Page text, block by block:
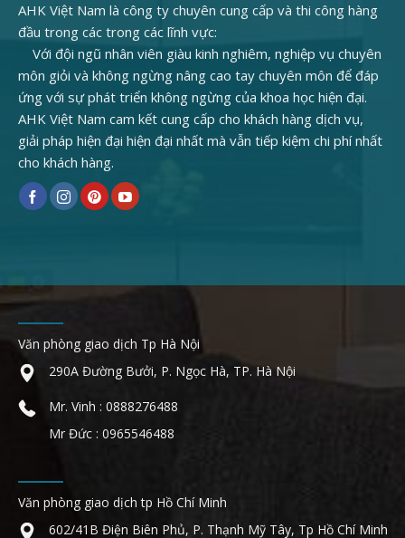
AHK Việt Nam là công ty chuyên cung cấp và thi công hàng
đầu trong các trong các lĩnh vực:
Với đội ngũ nhân viên giàu kinh nghiêm, nghiệp vụ chuyên
môn giỏi và không ngừng nâng cao tay chuyên môn để đáp
ứng với sự phát triển không ngừng của khoa học hiện đại.
AHK Việt Nam cam kết cung cấp cho khách hàng dịch vụ,
giải pháp hiện đại hiện đại nhất mà vẫn tiếp kiệm chi phí nhất
cho khách hàng.
Văn phòng giao dịch Tp Hà Nội
290A Đường Bưởi, P. Ngọc Hà, TP. Hà Nội
Mr. Vinh : 0888276488
Mr Đức : 0965546488
Văn phòng giao dịch tp Hồ Chí Minh
602/41B Điện Biên Phủ, P. Thạnh Mỹ Tây, Tp Hồ Chí Minh